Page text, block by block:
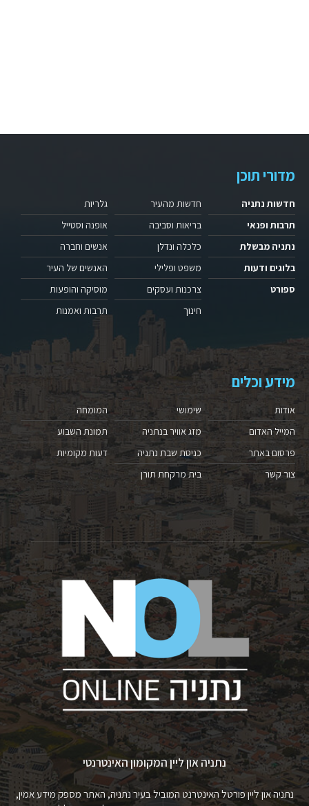
מדורי תוכן
חדשות נתניה
תרבות ופנאי
נתניה מבשלת
בלוגים ודעות
ספורט
חדשות מהעיר
בריאות וסביבה
כלכלה ונדלן
משפט ופלילי
צרכנות ועסקים
חינוך
גלריות
אופנה וסטייל
אנשים וחברה
האנשים של העיר
מוסיקה והופעות
תרבות ואמנות
מידע וכלים
אודות
המייל האדום
פרסום באתר
צור קשר
שימושי
מזג אוויר בנתניה
כניסת שבת נתניה
בית מרקחת תורן
המומחה
תמונת השבוע
דעות מקומיות
נתניה און ליין המקומון האינטרנטי
נתניה און ליין פורטל האינטרנט המוביל בעיר נתניה, האתר מספק מידע אמין,